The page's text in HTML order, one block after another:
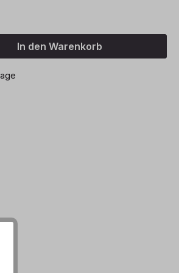
gewünschten Wert
In den Warenkorb